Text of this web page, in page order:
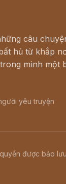
câu
hủ từ khắp
mình một
yêu truyện
được bảo